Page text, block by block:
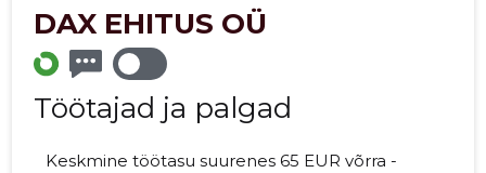
DAX EHITUS OÜ
Töötajad ja palgad
Keskmine töötasu suurenes 65 EUR võrra -